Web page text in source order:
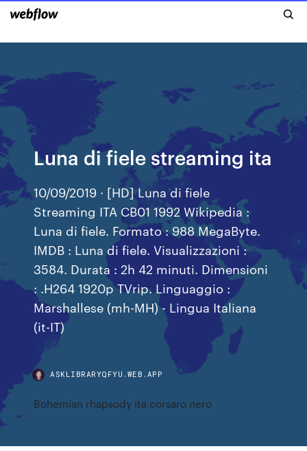
Luna di fiele streaming ita
10/09/2019 · [HD] Luna di fiele
Streaming ITA CB01 1992 Wikipedia :
Luna di fiele. Formato : 988 MegaByte.
IMDB : Luna di fiele. Visualizzazioni :
3584. Durata : 2h 42 minuti. Dimensioni
: .H264 1920p TVrip. Linguaggio :
Marshallese (mh-MH) - Lingua Italiana
(it-IT)
ASKLIBRARYQFYU.WEB.APP
Bohemian rhapsody ita corsaro nero